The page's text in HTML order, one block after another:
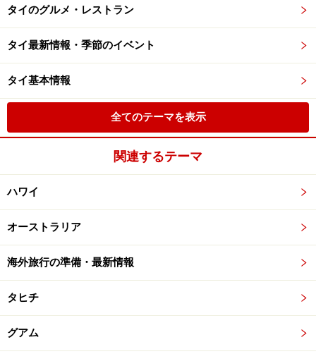
タイのグルメ・レストラン
タイ最新情報・季節のイベント
タイ基本情報
全てのテーマを表示
関連するテーマ
ハワイ
オーストラリア
海外旅行の準備・最新情報
タヒチ
グアム